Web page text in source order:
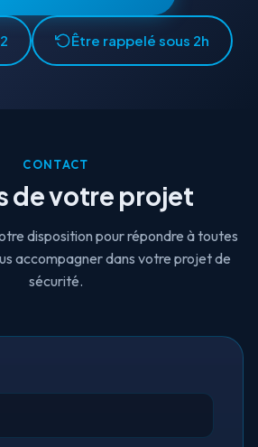
Être rappelé sous 2h
CONTACT
de votre projet
disposition pour répondre à toutes
accompagner dans votre projet de
sécurité.